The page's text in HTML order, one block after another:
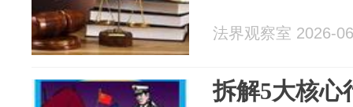
法界观察室 2026-
拆解5大核心